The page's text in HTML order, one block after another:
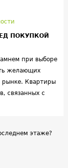
ПОКУПКОЙ
при выборе
желающих
рынке. Квартиры
связанных с